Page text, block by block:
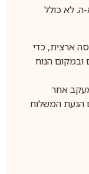
10:00 בימים א-ה. לא כולל
ארצית, כדי
הנוח
אחר
המשלוח